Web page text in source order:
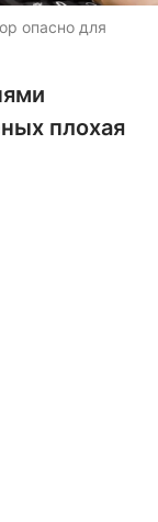
опасно для
плохая